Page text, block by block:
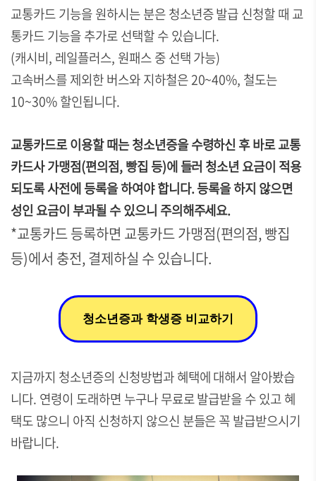
교통카드 기능을 원하시는 분은 청소년증 발급 신청할 때 교
통카드 기능을 추가로 선택할 수 있습니다.
(캐시비, 레일플러스, 원패스 중 선택 가능)
고속버스를 제외한 버스와 지하철은 20~40%, 철도는
10~30% 할인됩니다.
교통카드로 이용할 때는 청소년증을 수령하신 후 바로 교통
카드사 가맹점(편의점, 빵집 등)에 들러 청소년 요금이 적용
되도록 사전에 등록을 하여야 합니다. 등록을 하지 않으면
성인 요금이 부과될 수 있으니 주의해주세요.
*교통카드 등록하면 교통카드 가맹점(편의점, 빵집
등)에서 충전, 결제하실 수 있습니다.
청소년증과 학생증 비교하기
지금까지 청소년증의 신청방법과 혜택에 대해서 알아봤습
니다. 연령이 도래하면 누구나 무료로 발급받을 수 있고 혜
택도 많으니 아직 신청하지 않으신 분들은 꼭 발급받으시기
바랍니다.